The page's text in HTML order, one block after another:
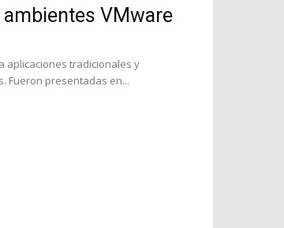
VMware
aplicaciones tradicionales y
Fueron presentadas en...